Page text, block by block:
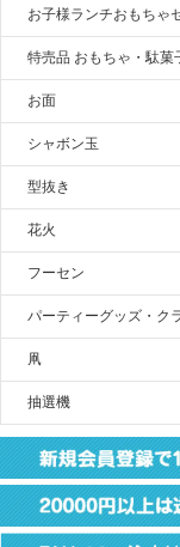
お子様ランチおもちゃ
特売品 おもちゃ・駄菓
お面
シャボン玉
型抜き
花火
フーセン
パーティーグッズ・ク
凧
抽選機